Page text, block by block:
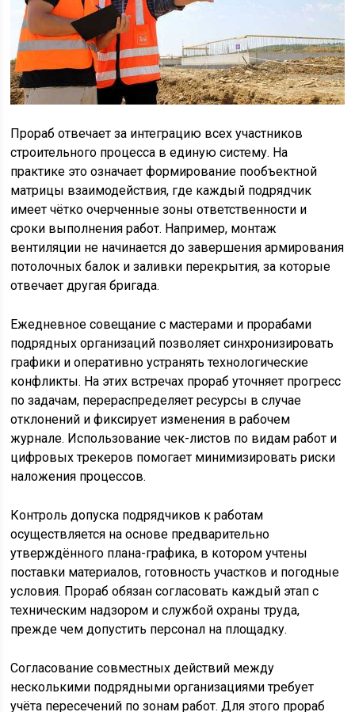
Прораб отвечает за интеграцию всех участников
строительного процесса в единую систему. На
практике это означает формирование пообъектной
матрицы взаимодействия, где каждый подрядчик
имеет чётко очерченные зоны ответственности и
сроки выполнения работ. Например, монтаж
вентиляции не начинается до завершения армирования
потолочных балок и заливки перекрытия, за которые
отвечает другая бригада.
Ежедневное совещание с мастерами и прорабами
подрядных организаций позволяет синхронизировать
графики и оперативно устранять технологические
конфликты. На этих встречах прораб уточняет прогресс
по задачам, перераспределяет ресурсы в случае
отклонений и фиксирует изменения в рабочем
журнале. Использование чек-листов по видам работ и
цифровых трекеров помогает минимизировать риски
наложения процессов.
Контроль допуска подрядчиков к работам
осуществляется на основе предварительно
утверждённого плана-графика, в котором учтены
поставки материалов, готовность участков и погодные
условия. Прораб обязан согласовать каждый этап с
техническим надзором и службой охраны труда,
прежде чем допустить персонал на площадку.
Согласование совместных действий между
несколькими подрядными организациями требует
учёта пересечений по зонам работ. Для этого прораб